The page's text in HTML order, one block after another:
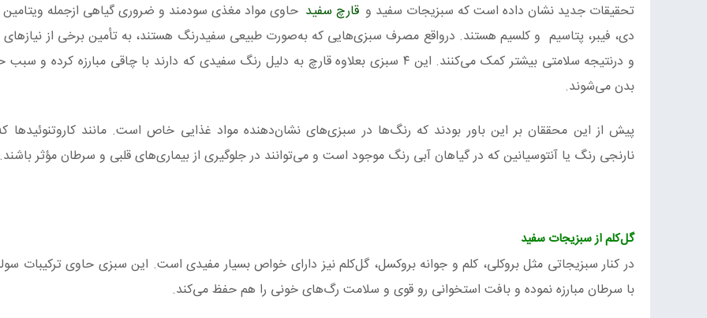
تحقیقات جدید نشان داده است که سبزیجات سفید و قارچ سفید حاوی مواد مغذی سودمند و ضروری گیاهی ازجمله
دی، فیبر، پتاسیم و کلسیم هستند. درواقع مصرف سبزی‌هایی که به‌صورت طبیعی سفیدرنگ هستند، به تأمین برخی از
و درنتیجه سلامتی بیشتر کمک می‌کنند. این ۴ سبزی بعلاوه قارچ به دلیل رنگ سفیدی که دارند با چاقی مبارزه
بدن می‌شوند.
پیش‌ از این محققان بر این باور بودند که رنگ‌ها در سبزی‌های نشان‌دهنده مواد غذایی خاص است. مانند کاروتنوئیدها
نارنجی‌ رنگ یا آنتوسیانین که در گیاهان آبی‌ رنگ موجود است و می‌توانند در جلوگیری از بیماری‌های قلبی و سرطان مؤثر باشند.
گل‌کلم از سبزیجات سفید
در کنار سبزیجاتی مثل بروکلی، کلم و جوانه بروکسل، گل‌کلم نیز دارای خواص بسیار مفیدی است. این سبزی حاوی ترکیبات
با سرطان مبارزه نموده و بافت استخوانی رو قوی و سلامت رگ‌های خونی را ھم حفظ می‌کند.